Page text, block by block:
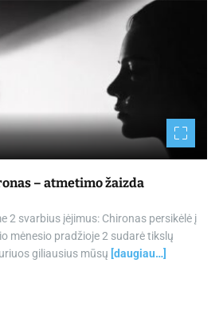
– atmetimo žaizda
2 svarbius įėjimus: Chironas persikėlė į
mėnesio pradžioje 2 sudarė tikslų
giliausius mūsų [daugiau…]